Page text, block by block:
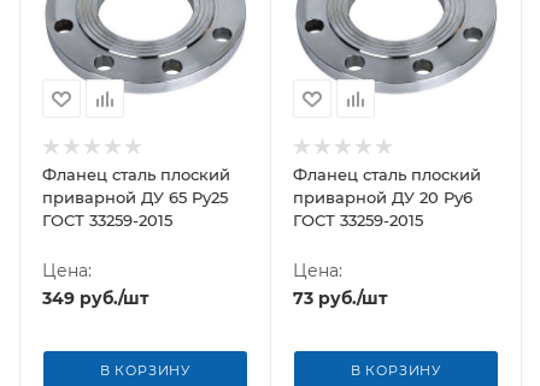
Фланец сталь плоский
приварной ДУ 65 Ру25
ГОСТ 33259-2015
Цена:
349 руб./шт
В КОРЗИНУ
Фланец сталь плоский
приварной ДУ 20 Ру6
ГОСТ 33259-2015
Цена:
73 руб./шт
В КОРЗИНУ